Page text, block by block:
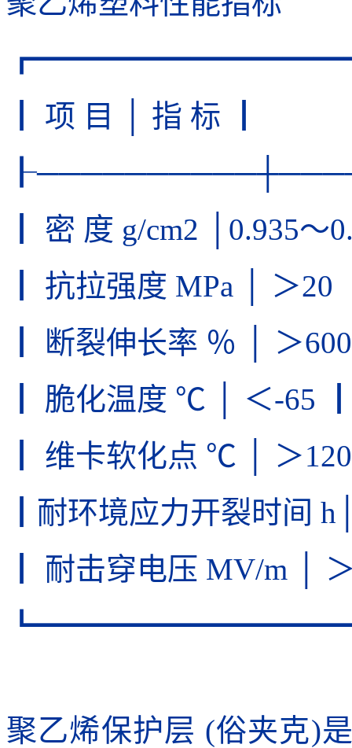
┃ 项 目 │ 指 标 ┃
┃ 密 度 g/cm2 │0.935～
┃ 抗拉强度 MPa │ ＞
┃ 断裂伸长率 ％ │ ＞
┃ 脆化温度 ℃ │ ＜-65
┃ 维卡软化点 ℃ │ ＞
┃耐环境应力开裂时间
┃ 耐击穿电压 MV/m │
聚乙烯保护层 (俗夹克)